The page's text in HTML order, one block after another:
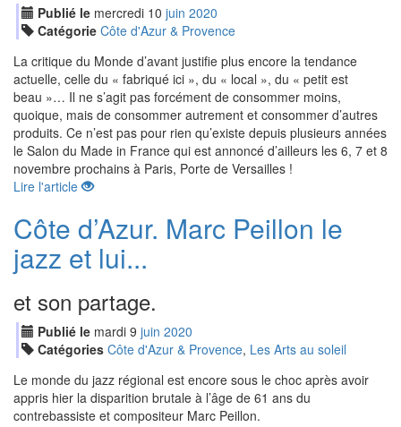
Publié le mercredi 10 juin 2020
Catégorie Côte d'Azur & Provence
La critique du Monde d’avant justifie plus encore la tendance
actuelle, celle du « fabriqué ici », du « local », du « petit est
beau »… Il ne s’agit pas forcément de consommer moins,
quoique, mais de consommer autrement et consommer d’autres
produits. Ce n’est pas pour rien qu’existe depuis plusieurs années
le Salon du Made in France qui est annoncé d’ailleurs les 6, 7 et 8
novembre prochains à Paris, Porte de Versailles !
Lire l'article
Côte d’Azur. Marc Peillon le
jazz et lui...
et son partage.
Publié le mardi 9 juin 2020
Catégories Côte d'Azur & Provence, Les Arts au soleil
Le monde du jazz régional est encore sous le choc après avoir
appris hier la disparition brutale à l’âge de 61 ans du
contrebassiste et compositeur Marc Peillon.